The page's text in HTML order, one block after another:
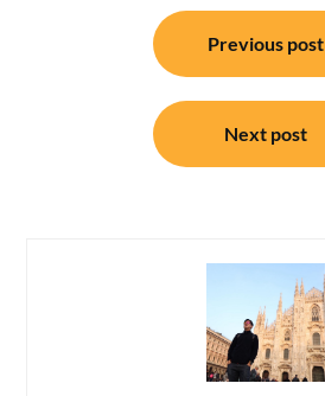
Previous post
Next post